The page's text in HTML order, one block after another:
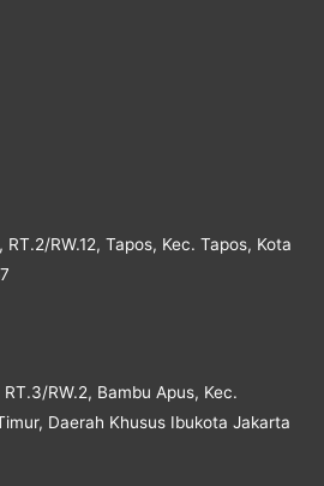
RW.12, Tapos, Kec. Tapos, Kota
RW.2, Bambu Apus, Kec.
Daerah Khusus Ibukota Jakarta